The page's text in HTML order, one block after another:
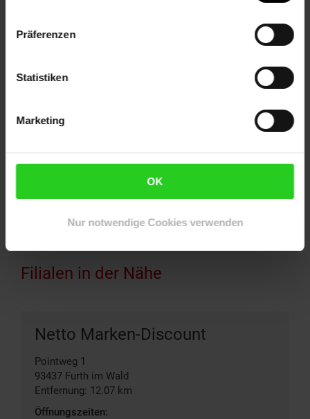
Präferenzen
Statistiken
Marketing
OK
Nur notwendige Cookies verwenden
Filialen in der Nähe
Netto Marken-Discount
Pointweg 1
93437 Furth im Wald
Entfernung: 12.07 km
Öffnungszeiten: